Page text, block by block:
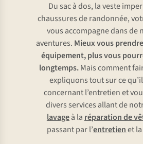
Du sac à dos, la veste
chaussures de randonnée,
vous accompagne dans de
aventures. Mieux vous
équipement, plus vous
longtemps.Mais comment
expliquons tout sur ce
concernant l’entretien et
divers services allant de
lavageà la réparation de
passant par l’entretienet la